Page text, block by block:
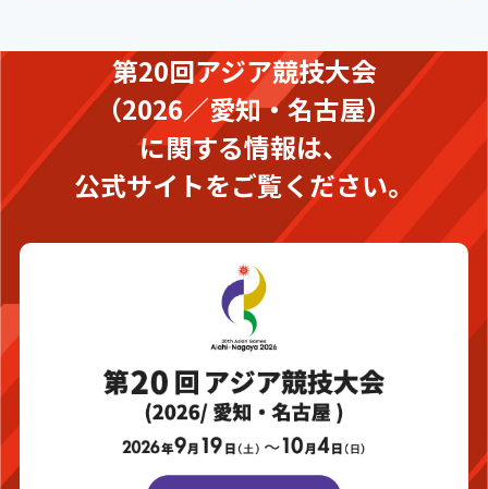
第20回アジア競技大会
（2026／愛知・名古屋）
に関する情報は、
公式サイトをご覧ください。